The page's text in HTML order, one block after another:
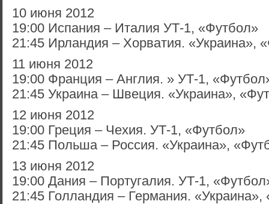
10 июня 2012
19:00 Испания – Италия УТ-1, «Футбол»
21:45 Ирландия – Хорватия. «Украина»,
11 июня 2012
19:00 Франция – Англия. » УТ-1,
21:45 Украина – Швеция. «Украина»,
12 июня 2012
19:00 Греция – Чехия. УТ-1, «Футбол»
21:45 Польша – Россия. «Украина»,
13 июня 2012
19:00 Дания – Португалия. УТ-1,
21:45 Голландия – Германия. «Украина»,